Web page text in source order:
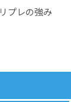
リプレの強み